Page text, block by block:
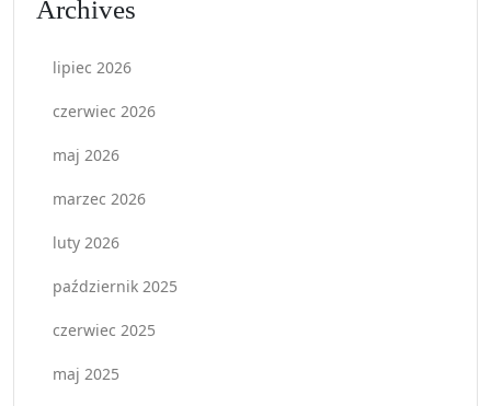
Archives
lipiec 2026
czerwiec 2026
maj 2026
marzec 2026
luty 2026
październik 2025
czerwiec 2025
maj 2025